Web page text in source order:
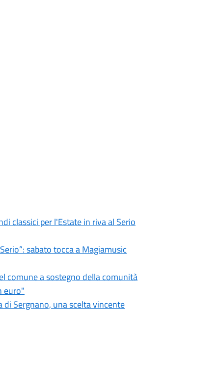
classici per l'Estate in riva al Serio
sabato tocca a Magiamusic
comune a sostegno della comunità
euro"
di Sergnano, una scelta vincente